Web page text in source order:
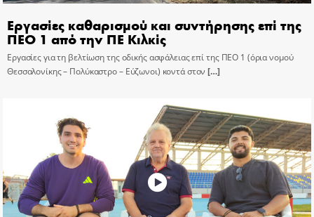
Εργασίες καθαρισμού και συντήρησης επί της
ΠΕΟ 1 από την ΠΕ Κιλκίς
Εργασίες για τη βελτίωση της οδικής ασφάλειας επί της ΠΕΟ 1 (όρια νομού
Θεσσαλονίκης – Πολύκαστρο – Εύζωνοι) κοντά στον […]